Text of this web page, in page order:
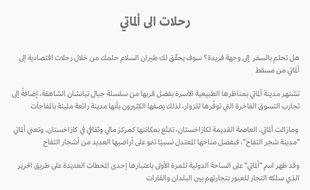
رحلات الى ألماتي
هل تحلم بالسفر إلى وجهة فريدة؟ سوف يحقّق لك طيران السلام حلمك من خلال رحلات اقتصادية إلى
ألماتي من مسقط
تشتهر مدينة ألماتي بمناظرها الطبيعية الآسرة بفضل قربها من سلسلة جبال تيانشان الشاهقة، إضافةً إلى
تجارب التسوق الفاخرة التي توفّرها للزوار، لذلك يصفها الكثيرون بأنها مدينة رائعة مليئة بالمفاجآت
ومازالت ألماتي، العاصمة القديمة لكازاخستان، تتمتّع بمكانتها كمركز مالي وثقافي في كازاخستان. وتعني ألماتي
"مدينة شجر التفاح"، فبفضل مناخها المعتدل نسبيًا تنمو على أراضيها العديد من أشجار التفاح
وقد ظهر اسم "ألماتي" على الساحة الدولية للمرة الأولى باعتبارها إحدى المحطات العديدة على طريق الحرير
الذي سلكه التجار للعبور بتجارتهم بين البلدان والقارات